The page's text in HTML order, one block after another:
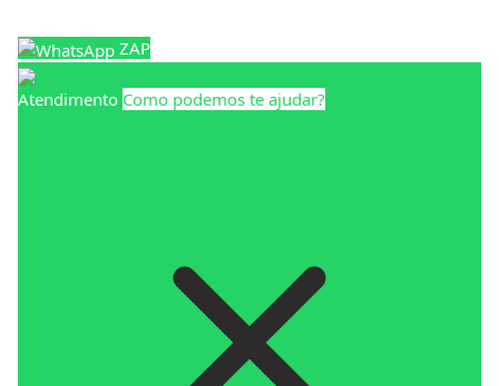
ZAP
Atendimento Como podemos te ajudar?